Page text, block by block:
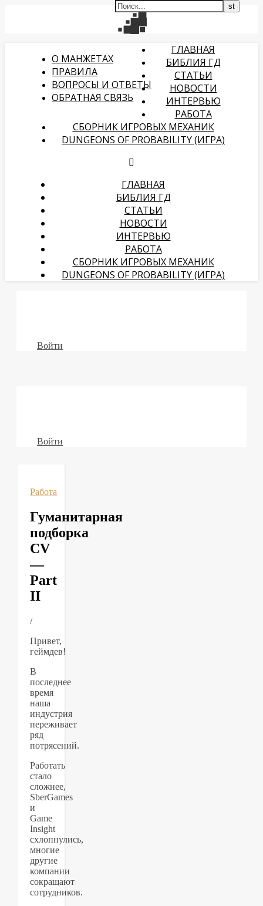
О МАНЖЕТАХ
ПРАВИЛА
ВОПРОСЫ И ОТВЕТЫ
ОБРАТНАЯ СВЯЗЬ
ГЛАВНАЯ
БИБЛИЯ ГД
СТАТЬИ
НОВОСТИ
ИНТЕРВЬЮ
РАБОТА
СБОРНИК ИГРОВЫХ МЕХАНИК
DUNGEONS OF PROBABILITY (ИГРА)
ГЛАВНАЯ
БИБЛИЯ ГД
СТАТЬИ
НОВОСТИ
ИНТЕРВЬЮ
РАБОТА
СБОРНИК ИГРОВЫХ МЕХАНИК
DUNGEONS OF PROBABILITY (ИГРА)
Войти
Войти
Работа
Гуманитарная
подборка
CV
—
Part
II
/
Привет,
геймдев!
В
последнее
время
наша
индустрия
переживает
ряд
потрясений.
Работать
стало
сложнее,
SberGames
и
Game
Insight
схлопнулись,
многие
другие
компании
сокращают
сотрудников.